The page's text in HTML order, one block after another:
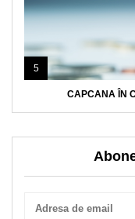
5
CAPCANA ÎN